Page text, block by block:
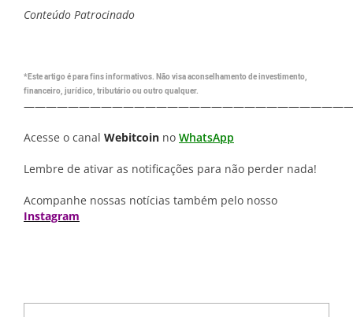
Conteúdo Patrocinado
*Este artigo é para fins informativos. Não visa aconselhamento de investimento,
financeiro, jurídico, tributário ou outro qualquer.
Acesse o canal Webitcoin no WhatsApp
Lembre de ativar as notificações para não perder nada!
Acompanhe nossas notícias também pelo nosso
Instagram